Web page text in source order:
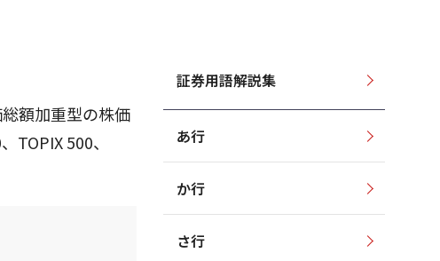
額加重型の株価
500、
証券用語解説集
あ行
か行
さ行